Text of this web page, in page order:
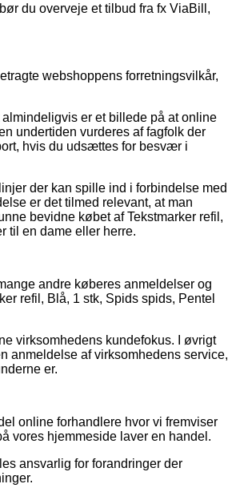
du overveje et tilbud fra fx ViaBill,
webshoppens forretningsvilkår,
er et billede på at online
undertiden vurderes af fagfolk der
hvis du udsættes for besvær i
der kan spille ind i forbindelse med
er det tilmed relevant, at man
bevidne købet af Tekstmarker refil,
til en dame eller herre.
andre køberes anmeldelser og
refil, Blå, 1 stk, Spids spids, Pentel
virksomhedens kundefokus. I øvrigt
anmeldelse af virksomhedens service,
er.
online forhandlere hvor vi fremviser
vores hjemmeside laver en handel.
ansvarlig for forandringer der